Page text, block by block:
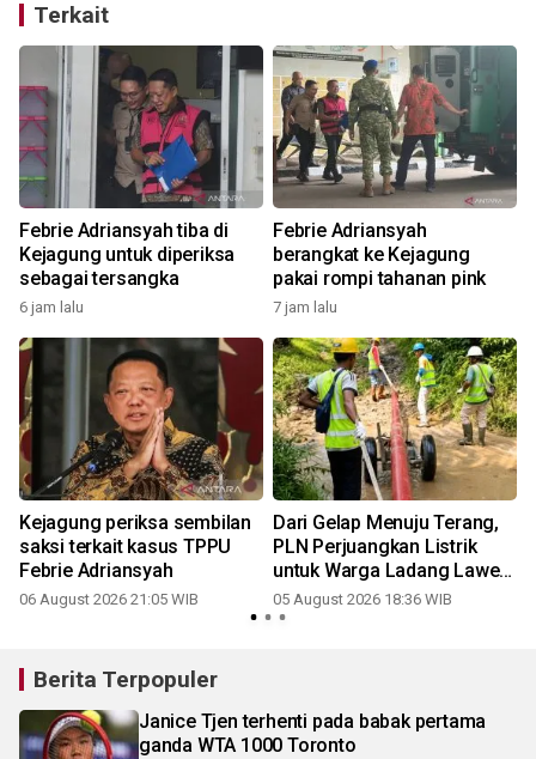
Terkait
Febrie Adriansyah tiba di
Kejagung untuk diperiksa
sebagai tersangka
6 jam lalu
Febrie Adriansyah
berangkat ke Kejagung
pakai rompi tahanan pink
7 jam lalu
Kejagung periksa sembilan
saksi terkait kasus TPPU
Febrie Adriansyah
06 August 2026 21:05 WIB
Dari Gelap Menuju Terang,
PLN Perjuangkan Listrik
untuk Warga Ladang Laweh
Jelang HUT ke-81 RI
05 August 2026 18:36 WIB
Berita Terpopuler
Janice Tjen terhenti pada babak pertama
ganda WTA 1000 Toronto